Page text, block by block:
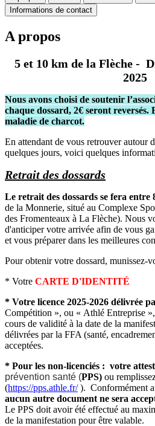
Informations de contact
A propos
5 et 10 km de la Flèche -
2025
Nous avons choisi de soutenir
chaque dossard, 2€ seront reversés.
maladie de charcot.
En attendant de vous retrouver autour
quelques jours, voici quelques
Retrait des dossards
Le retrait des dossards se fera entre
de la Monnerie, situé au Complexe
des Fromenteaux à La Flèche). Nous
d'anticiper votre arrivée afin de vous
et vous préparer dans les meilleures
Pour obtenir votre dossard, munissez-
* Votre CARTE D'IDENTITÉ
* Votre licence 2025-2026 délivrée
Compétition », ou « Athlé Entreprise
cours de validité à la date de la
délivrées par la FFA (santé,
acceptées.
* Pour les non-licenciés : votre
prévention santé (PPS) ou
(https://pps.athle.fr/). Conformément
aucun autre document ne sera
Le PPS doit avoir été effectué au
de la manifestation pour être valable.